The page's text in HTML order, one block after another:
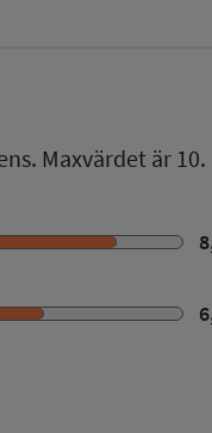
Maxvärdet är 10.